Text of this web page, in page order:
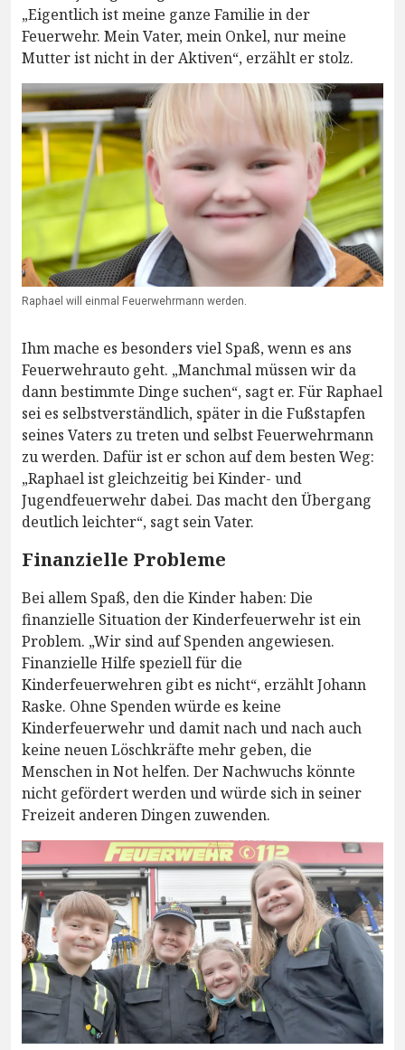
„Eigentlich ist meine ganze Familie in der
Feuerwehr. Mein Vater, mein Onkel, nur meine
Mutter ist nicht in der Aktiven“, erzählt er stolz.
Raphael will einmal Feuerwehrmann werden.
Ihm mache es besonders viel Spaß, wenn es ans
Feuerwehrauto geht. „Manchmal müssen wir da
dann bestimmte Dinge suchen“, sagt er. Für Raphael
sei es selbstverständlich, später in die Fußstapfen
seines Vaters zu treten und selbst Feuerwehrmann
zu werden. Dafür ist er schon auf dem besten Weg:
„Raphael ist gleichzeitig bei Kinder- und
Jugendfeuerwehr dabei. Das macht den Übergang
deutlich leichter“, sagt sein Vater.
Finanzielle Probleme
Bei allem Spaß, den die Kinder haben: Die
finanzielle Situation der Kinderfeuerwehr ist ein
Problem. „Wir sind auf Spenden angewiesen.
Finanzielle Hilfe speziell für die
Kinderfeuerwehren gibt es nicht“, erzählt Johann
Raske. Ohne Spenden würde es keine
Kinderfeuerwehr und damit nach und nach auch
keine neuen Löschkräfte mehr geben, die
Menschen in Not helfen. Der Nachwuchs könnte
nicht gefördert werden und würde sich in seiner
Freizeit anderen Dingen zuwenden.